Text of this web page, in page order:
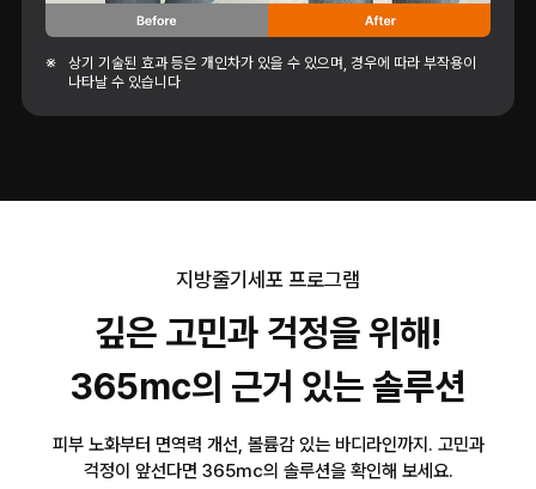
※
상기 기술된 효과 등은 개인차가 있을 수 있으며, 경우에 따라 부작용이
나타날 수 있습니다
지방줄기세포 프로그램
깊은 고민과 걱정을 위해!
365mc의 근거 있는 솔루션
피부 노화부터 면역력 개선, 볼륨감 있는 바디라인까지. 고민과
걱정이 앞선다면 365mc의 솔루션을 확인해 보세요.